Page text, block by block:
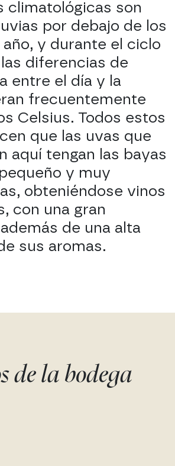
climatológicas son
por debajo de los
y durante el ciclo
diferencias de
entre el día y la
frecuentemente
Celsius. Todos estos
que las uvas que
aquí tengan las bayas
y muy
obteniéndose vinos
con una gran
de una alta
sus aromas.
de la bodega